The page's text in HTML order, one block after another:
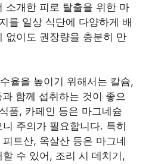
소개한 피로 탈출을 위한 마
를 일상 식단에 다양하게 배
없이도 권장량을 충분히 만
율을 높이기 위해서는 칼슘,
함께 섭취하는 것이 좋으
품, 카페인 등은 마그네슘
주의가 필요합니다. 특히
트산, 옥살산 등은 마그네
수 있어, 조리 시 데치기,